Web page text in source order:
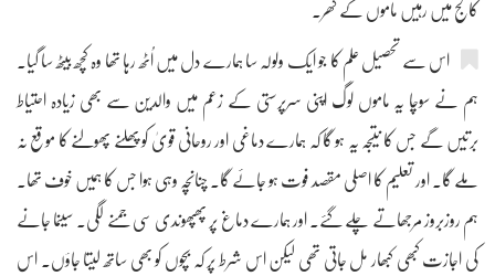
کالج میں رہیں ماموں کے گھر۔
اس سے تحصیل علم کا جو ایک ولولہ سا ہمارے دل میں اُٹھ رہا تھا وہ کچھ بیٹھ سا گیا۔
ہم نے سوچا یہ ماموں لوگ اپنی سرپرستی کے زعم میں والدین سے بھی زیادہ احتیاط
برتیں گے جس کا نتیجہ یہ ہو گا کہ ہمارے دماغی اور روحانی قویٰ کو پھلنے پھولنے کا موقع نہ
ملے گا۔ اور تعلیم کا اصلی مقصد فوت ہو جائے گا۔ چنانچہ وہی ہوا جس کا ہمیں خوف تھا۔
ہم روزبروز مرجھاتے چلے گئے۔ اور ہمارے دماغ پر پھپھوندی سی جمنے لگی۔ سینما جانے
کی اجازت کبھی کبھار مل جاتی تھی لیکن اس شرط پر کہ بچوں کو بھی ساتھ لیتا جاؤں۔ اس